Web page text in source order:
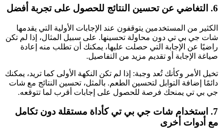
6. التغاضي عن تحسين النتائج للحصول على تجربة أفضل
الكثير من المستخدمين يتوقفون عند الإجابات الأولية التي يقدمها
شات جي بي تي دون محاولة تحسينها. على سبيل المثال، إذا لم تكن
راضيًا عن الإجابة التي حصلت عليها، يمكنك أن تطلب منه إعادة
صياغة الإجابة أو تقديم مزيد من التفاصيل.
تخيل الأمر وكأنك تُعد وجبة: إذا لم تكن النكهة الأولى كما تريد، يمكنك
دائمًا إضافة التوابل لتحسين الطعم. بالمثل، تحسين النتائج مع شات
جي بي تي يمنحك فرصة للحصول على إجابات أقرب لما تتوقعه.
7. استخدام شات جي بي تي كأداة مستقلة دون تكامل
مع أدوات أخرى